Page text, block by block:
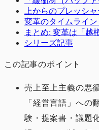
上からのプレッシ
変革のタイムライ
まとめ: 変革は「越
シリーズ記事
この記事のポイント
売上至上主義の悪
「経営言語」への
験・提案書・議題